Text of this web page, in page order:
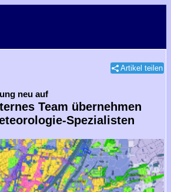
Artikel teilen
neu auf
Team übernehmen
Spezialisten